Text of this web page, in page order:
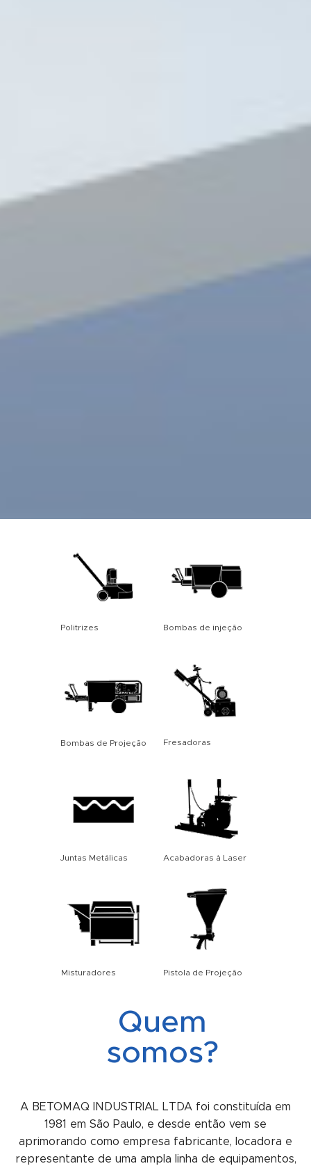
Politrizes Bombas de injeção
Bombas de Projeção Fresadoras
Juntas Metálicas Acabadoras à Laser
Misturadores Pistola de Projeção
Quem
somos?
A BETOMAQ INDUSTRIAL LTDA foi constituída em
1981 em São Paulo, e desde então vem se
aprimorando como empresa fabricante, locadora e
representante de uma ampla linha de equipamentos,